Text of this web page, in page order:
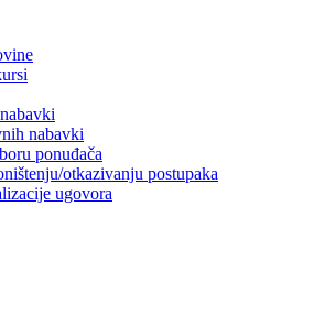
nabavki
ponuđača
otkazivanju postupaka
ugovora